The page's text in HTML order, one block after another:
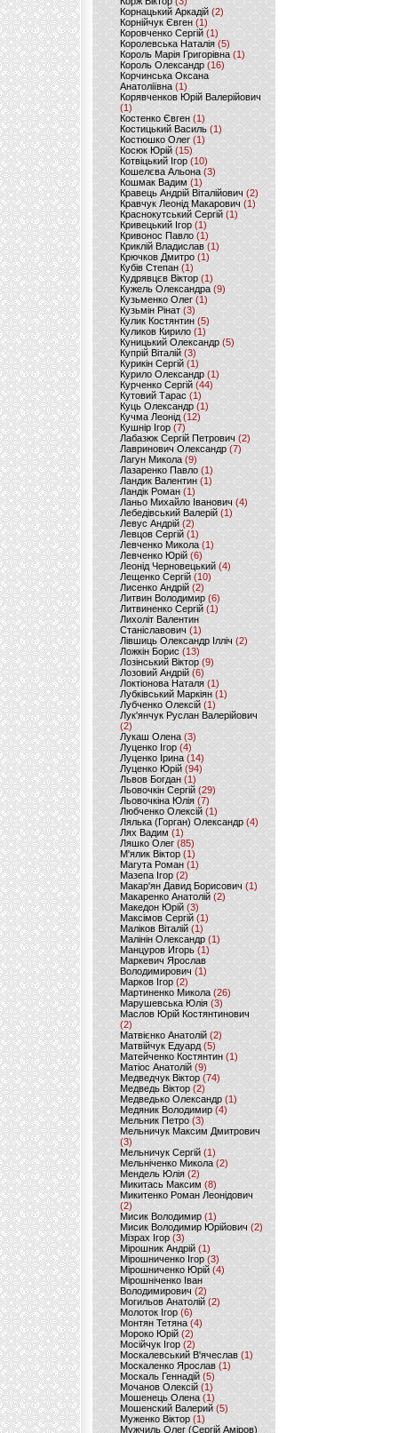
Корнацький Аркадій (2)
Корнійчук Євген (1)
Коровченко Сергій (1)
Королевська Наталія(5)
Король Марія Григорівна (1)
Король Олександр (16)
Корчинська Оксана
Анатоліївна (1)
Корявченков Юрій Валерійович
(1)
Костенко Євген (1)
Костицький Василь (1)
Костюшко Олег (1)
Косюк Юрій (15)
Котвіцький Ігор (10)
Кошелєва Альона(3)
Кошмак Вадим (1)
Кравець Андрій Віталійович (2)
Кравчук Леонід Макарович (1)
Краснокутський Сергій (1)
Кривецький Ігор (1)
Кривонос Павло (1)
Криклій Владислав (1)
Крючков Дмитро(1)
Кубів Степан(1)
Кудрявцєв Віктор (1)
Кужель Олександра (9)
Кузьменко Олег (1)
Кузьмін Рінат(3)
Кулик Костянтин(5)
Куликов Кирило (1)
Куницький Олександр (5)
Купрій Віталій (3)
Курикін Сергій(1)
Курило Олександр (1)
Курченко Сергій (44)
Кутовий Тарас (1)
Куць Олександр (1)
Кучма Леонід (12)
Кушнір Ігор(7)
Лабазюк Сергій Петрович (2)
Лавринович Олександр(7)
Лагун Микола(9)
Лазаренко Павло (1)
Ландик Валентин (1)
Ландік Роман (1)
Ланьо Михайло Іванович(4)
Лебедівський Валерій(1)
Левус Андрій(2)
Левцов Сергій (1)
Левченко Микола (1)
Левченко Юрій (6)
Леонід Черновецький (4)
Лещенко Сергій (10)
Лисенко Андрій (2)
Литвин Володимир (6)
Литвиненко Сергій (1)
Лихоліт Валентин
Станіславович (1)
Лівшиць Олександр Ілліч (2)
Ложкін Борис(13)
Лозінський Віктор(9)
Лозовий Андрій (6)
Локтіонова Наталя (1)
Лубківський Маркіян(1)
Лубченко Олексій (1)
Лук'янчук Руслан Валерійович
(2)
Лукаш Олена (3)
Луценко Ігор (4)
Луценко Ірина (14)
Луценко Юрій (94)
Львов Богдан (1)
Льовочкін Сергій (29)
Льовочкіна Юлія(7)
Любченко Олексій(1)
Лялька (Горган) Олександр(4)
Лях Вадим (1)
Ляшко Олег (85)
М'ялик Віктор(1)
Магута Роман(1)
Мазепа Ігор (2)
Макар'ян Давид Борисович(1)
Макаренко Анатолій (2)
Македон Юрій(3)
Максімов Сергій (1)
Маліков Віталій (1)
Малінін Олександр (1)
Манцуров Игорь (1)
Маркевич Ярослав
Володимирович (1)
Марков Ігор (2)
Мартиненко Микола (26)
Марушевська Юлія (3)
Маслов Юрій Костянтинович
(2)
Матвієнко Анатолій (2)
Матвійчук Едуард(5)
Матейченко Костянтин (1)
Матіос Анатолій (9)
Медведчук Віктор(74)
Медведь Віктор (2)
Медведько Олександр (1)
Медяник Володимир(4)
Мельник Петро (3)
Мельничук Максим Дмитрович
(3)
Мельничук Сергій (1)
Мельніченко Микола (2)
Мендель Юлія (2)
Микитась Максим (8)
Микитенко Роман Леонідович
(2)
Мисик Володимир (1)
Мисик Володимир Юрійович(2)
Мізрах Ігор(3)
Мірошник Андрій(1)
Мірошниченко Ігор (3)
Мірошниченко Юрій(4)
Мірошніченко Іван
Володимирович (2)
Могильов Анатолій (2)
Молоток Ігор (6)
Монтян Тетяна (4)
Мороко Юрій(2)
Мосійчук Ігор (2)
Москалевський В'ячеслав (1)
Москаленко Ярослав (1)
Москаль Геннадій (5)
Мочанов Олексій(1)
Мошенець Олена(1)
Мошенский Валерий (5)
Муженко Віктор (1)
Мужчиль Олег (Сергій Аміров)